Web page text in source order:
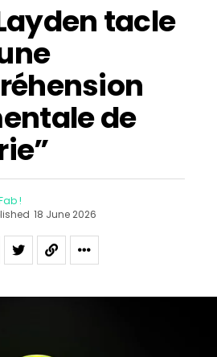
tacle
de
!
18 June 2026